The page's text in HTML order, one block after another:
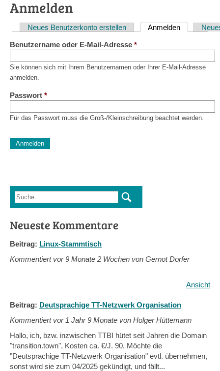
Anmelden
Haupt-
Reiter
Neues Benutzerkonto erstellen Anmelden(aktiver
Benutzername oder E-Mail-Adresse *
Sie können sich mit Ihrem Benutzernamen oder Ihrer E-Mail-Adresse
anmelden.
Passwort *
Für das Passwort muss die Groß-/Kleinschreibung beachtet werden.
Diese Sicherheitsfrage überprüft, ob Sie ein menschlicher
Suchformular
Suche
Neueste Kommentare
Beitrag: Linux-Stammtisch
Kommentiert vor9 Monate 2 Wochen von Gernot Dorfer
Ansicht
Beitrag: Deutsprachige TT-Netzwerk Organisation
Kommentiert vor 1 Jahr 9 Monate von Holger Hüttemann
Hallo, ich, bzw. inzwischen TTBI hütet seit Jahren die Domain
"transition.town", Kosten ca. €/J. 90. Möchte die
"Deutsprachige TT-Netzwerk Organisation" evtl. übernehmen,
sonst wird sie zum 04/2025 gekündigt, und fällt...